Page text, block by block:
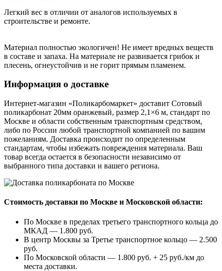
Легкий вес в отличии от аналогов используемых в
строительстве и ремонте.
Материал полностью экологичен! Не имеет вредных веществ
в составе и запаха. На материале не развивается грибок и
плесень, огнеустойчив и не горит прямым пламенем.
Информация о доставке
Интернет-магазин «Поликарбомаркет» доставит Сотовый
поликарбонат 20мм оранжевый, размер 2,1×6 м, стандарт по
Москве и области собственным транспортным средством,
либо по России любой транспортной компанией по вашим
пожеланиям. Доставка происходит по определенным
стандартам, чтобы избежать повреждения материала. Ваш
товар всегда остается в безопасности независимо от
выбранного типа доставки и вашего региона.
Стоимость доставки по Москве и Московской области:
По Москве в пределах третьего транспортного кольца до
МКАД — 1.800 руб.
В центр Москвы за Третье транспортное кольцо — 2.500
руб.
По Московской области — 1.800 руб. + 25 руб./км до
места доставки.